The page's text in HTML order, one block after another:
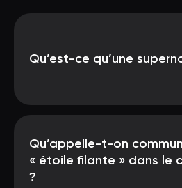
Qu’est-ce qu’une
Qu’appelle-t-on
« étoile filante » dans le
?